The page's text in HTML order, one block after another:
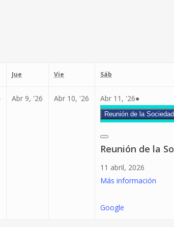
Jue Vie Sáb
Abr 9, '26 Abr 10, '26
abril,
2026
Abr 11, '2611
abril,
2026
●(1
event)
Reunión de la
Close
Reunión de la
11 abril, 2026
Más información
Google